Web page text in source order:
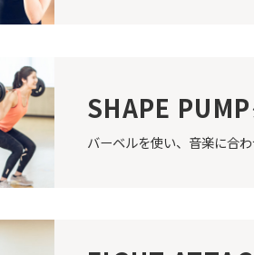
SHAPE PUMP
バーベルを使い、音楽に合